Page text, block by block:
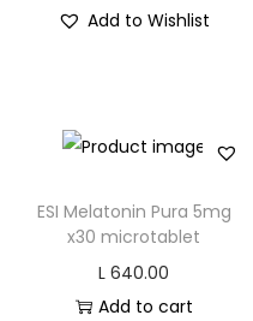
Add to Wishlist
ESI Melatonin Pura 5mg
x30 microtablet
L 640.00
Add to cart